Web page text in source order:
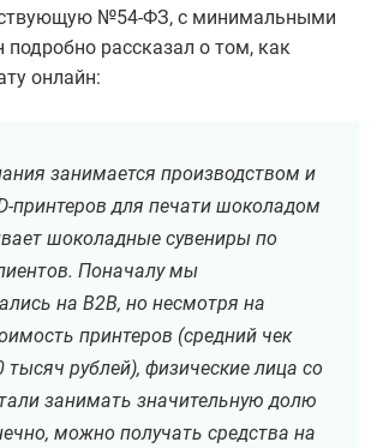
№54-ФЗ, с минимальными
рассказал о том, как
онлайн:
занимается производством и
принтеров для печати шоколадом
шоколадные сувениры по
Поначалу мы
на B2B, но несмотря на
принтеров (средний чек
тысяч рублей), физические лица со
занимать значительную долю
можно получать средства на